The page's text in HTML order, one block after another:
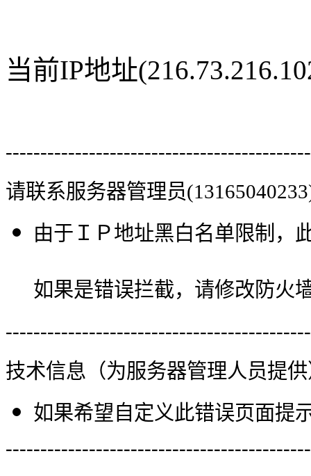
当前IP地址
请联系服务器管理员
由于ＩＰ地址黑白名单限制，
如果是错误拦截，请修改防火
技术信息（为服务器管理人员提
如果希望自定义此错误页面提